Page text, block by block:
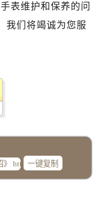
表维护和保养的问
我们将竭诚为您服
一键复制